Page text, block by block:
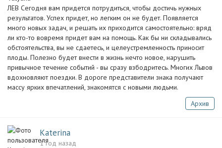
ЛЕВ Сегодня вам придется потрудиться, чтобы достичь нужных
результатов. Успех придет, но легким он не будет. Появляется
много новых задач, и решать их приходится самостоятельно: вряд
ли кто-то вовремя придет вам на помощь. Как бы ни складывались
обстоятельства, вы не сдаетесь, и целеустремленность приносит
плоды. Полезно будет внести в жизнь нечто новое, нарушить
привычное течение событий - вы сразу взбодритесь. Многих Львов
вдохновляют поездки. В дороге представители знака получают
массу ярких впечатлений, знакомятся с новыми людьми.
Архив
Katerina
1 год назад